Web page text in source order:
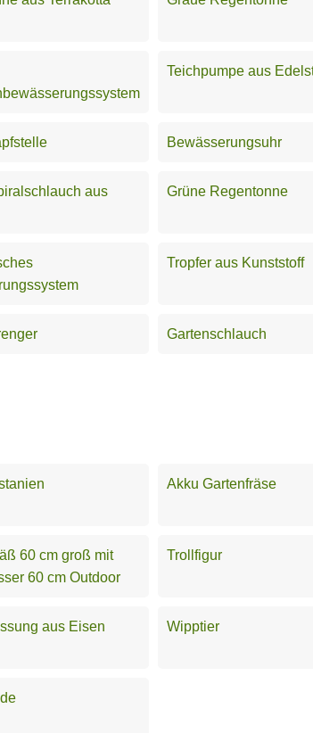
Teichpumpe aus
Bewässerungsuhr
aus
Grüne Regentonne
Tropfer aus Kunststoff
Gartenschlauch
Akku Gartenfräse
60 cm groß mit
60 cm Outdoor
Trollfigur
aus Eisen Wipptier